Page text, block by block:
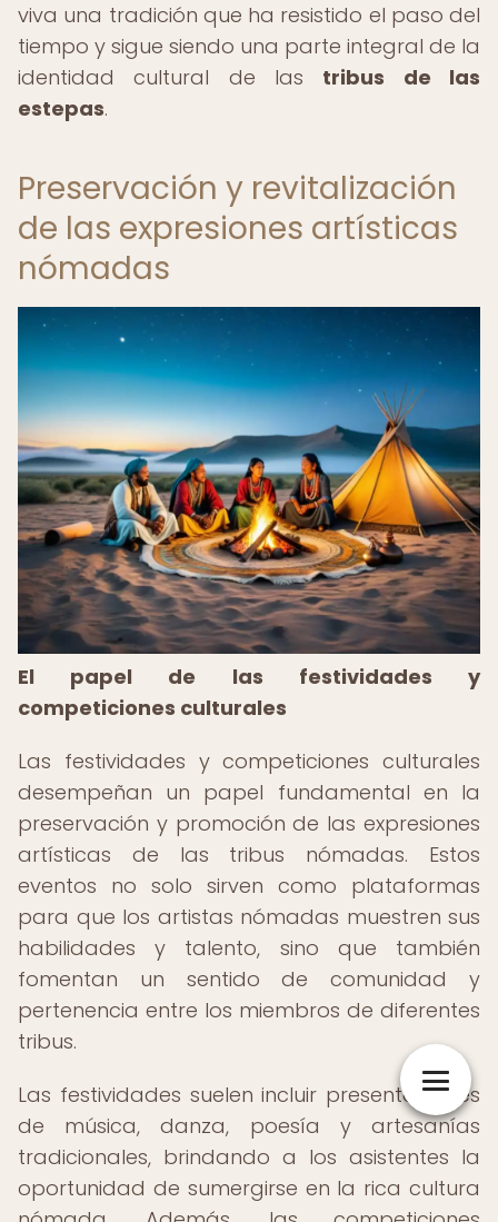
viva una tradición que ha resistido el paso del
tiempo y sigue siendo una parte integral de la
identidad cultural de las tribus de las
estepas.
Preservación y revitalización
de las expresiones artísticas
nómadas
El papel de las festividades y
competiciones culturales
Las festividades y competiciones culturales
desempeñan un papel fundamental en la
preservación y promoción de las expresiones
artísticas de las tribus nómadas. Estos
eventos no solo sirven como plataformas
para que los artistas nómadas muestren sus
habilidades y talento, sino que también
fomentan un sentido de comunidad y
pertenencia entre los miembros de diferentes
tribus.
Las festividades suelen incluir presentaciones
de música, danza, poesía y artesanías
tradicionales, brindando a los asistentes la
oportunidad de sumergirse en la rica cultura